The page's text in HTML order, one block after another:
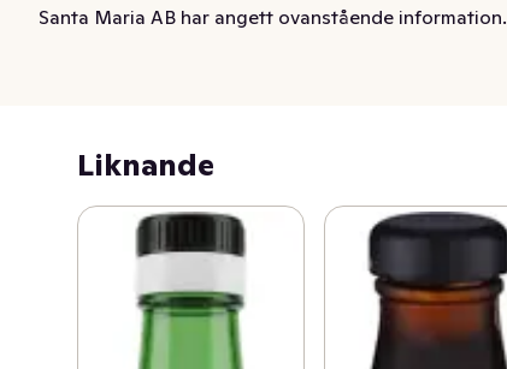
Santa Maria AB har angett ovanstående information.
Liknande